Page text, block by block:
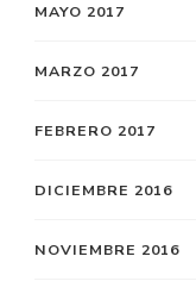
MAYO 2017
MARZO 2017
FEBRERO 2017
DICIEMBRE 2016
NOVIEMBRE 2016